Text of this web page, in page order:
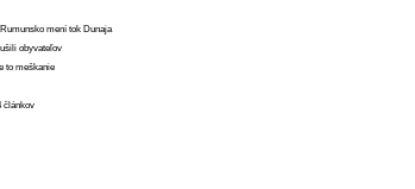
mení tok Dunaja
obyvateľov
to meškanie
článkov